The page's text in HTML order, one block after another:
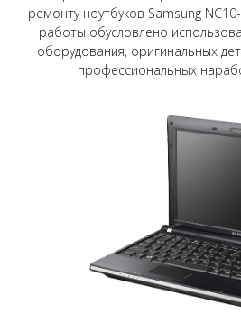
ремонту ноутбуков Samsung
работы обусловлено
оборудования, оригинальных
профессиональных